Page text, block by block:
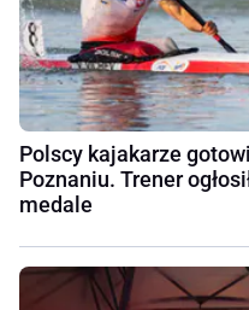
Polscy kajakarze
Poznaniu. Trener
medale